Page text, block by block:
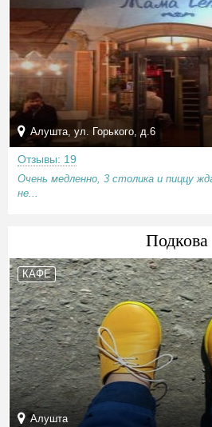
Алушта, ул. Горького, д.6
Отзывы: 19
Очень медленно, 3 столика и пиццу
не...
Подкова
КАФЕ
Алушта